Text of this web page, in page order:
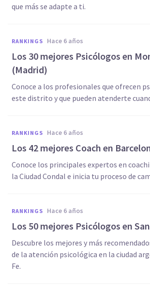
que más se adapte a ti.
RANKINGS hace 6 años
Los 30 mejores Psicólogos en
(Madrid)
Conoce a los profesionales que ofrecen
este distrito y que pueden atenderte
RANKINGS hace 6 años
Los 42 mejores Coach en
Conoce los principales expertos en
la Ciudad Condal e inicia tu proceso de
RANKINGS hace 6 años
Los 50 mejores Psicólogos en
Descubre los mejores y más
de la atención psicológica en la ciudad
Fe.